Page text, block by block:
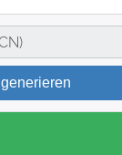
generieren